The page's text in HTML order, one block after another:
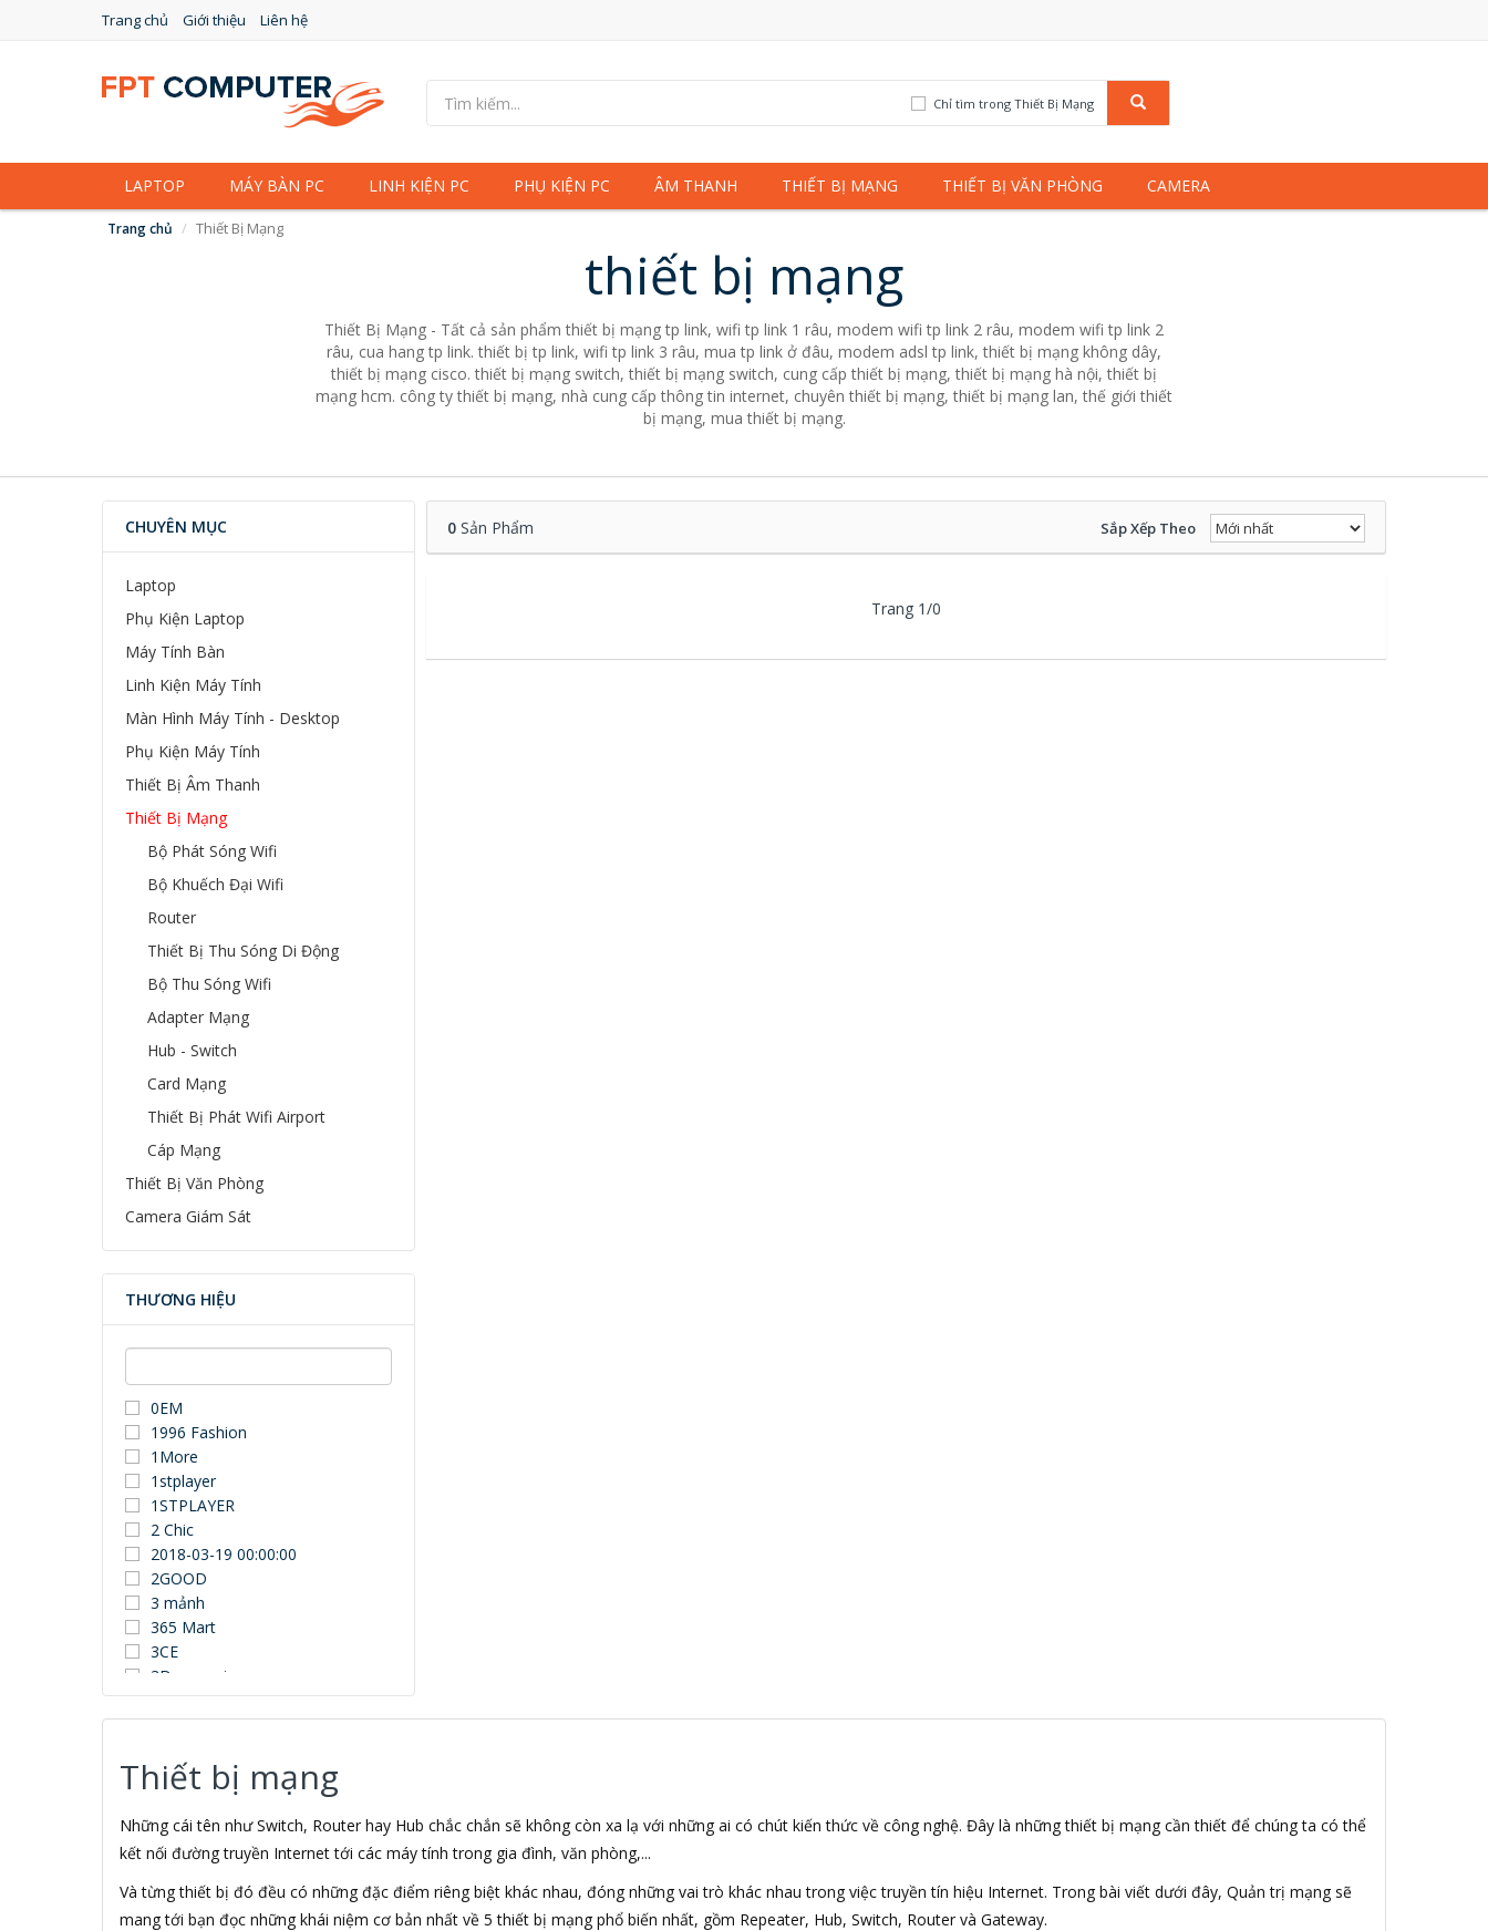
Trang chủ Giới thiệu Liên hệ
Chỉ tìm trong Thiết Bị Mạng
LAPTOP MÁY BÀN PC LINH KIỆN PC PHỤ KIỆN PC ÂM THANH THIẾT BỊ MẠNG THIẾT BỊ VĂN PHÒNG CAMERA
Trang chủ Thiết Bị Mạng
thiết bị mạng
Thiết Bị Mạng - Tất cả sản phẩm thiết bị mạng tp link, wifi tp link 1 râu, modem wifi tp link 2 râu, modem wifi tp link 2
râu, cua hang tp link. thiết bị tp link, wifi tp link 3 râu, mua tp link ở đâu, modem adsl tp link, thiết bị mạng không dây,
thiết bị mạng cisco. thiết bị mạng switch, thiết bị mạng switch, cung cấp thiết bị mạng, thiết bị mạng hà nội, thiết bị
mạng hcm. công ty thiết bị mạng, nhà cung cấp thông tin internet, chuyên thiết bị mạng, thiết bị mạng lan, thế giới thiết
bị mạng, mua thiết bị mạng.
CHUYÊN MỤC
Laptop
Phụ Kiện Laptop
Máy Tính Bàn
Linh Kiện Máy Tính
Màn Hình Máy Tính - Desktop
Phụ Kiện Máy Tính
Thiết Bị Âm Thanh
Thiết Bị Mạng
Bộ Phát Sóng Wifi
Bộ Khuếch Đại Wifi
Router
Thiết Bị Thu Sóng Di Động
Bộ Thu Sóng Wifi
Adapter Mạng
Hub - Switch
Card Mạng
Thiết Bị Phát Wifi Airport
Cáp Mạng
Thiết Bị Văn Phòng
Camera Giám Sát
THƯƠNG HIỆU
0EM
1996 Fashion
1More
1stplayer
1STPLAYER
2 Chic
2018-03-19 00:00:00
2GOOD
3 mảnh
365 Mart
3CE
3Dconnexion
3DUN
3H COMPUTER
3NOD
3OneData
4D
5ASYSTEMS
7Gift Shop
8848
A 100+
0Sản Phẩm Sắp Xếp Theo
Trang 1/0
Thiết bị mạng
Những cái tên như Switch, Router hay Hub chắc chắn sẽ không còn xa lạ với những ai có chút kiến thức về công nghệ. Đây là những thiết bị mạng cần thiết để chúng ta có thể
kết nối đường truyền Internet tới các máy tính trong gia đình, văn phòng,...
Và từng thiết bị đó đều có những đặc điểm riêng biệt khác nhau, đóng những vai trò khác nhau trong việc truyền tín hiệu Internet. Trong bài viết dưới đây, Quản trị mạng sẽ
mang tới bạn đọc những khái niệm cơ bản nhất về 5 thiết bị mạng phổ biến nhất, gồm Repeater, Hub, Switch, Router và Gateway.